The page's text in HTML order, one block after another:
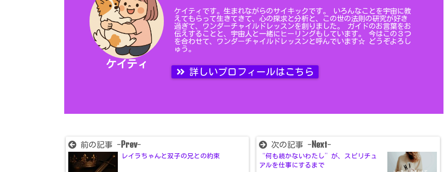
ケイティ
ケイティです。生まれながらのサイキックです。 いろんなことを宇宙に教
えてもらって生きてきて、心の探求と分析と、この世の法則の研究が好き
過ぎて、ワンダーチャイルドレッスンを創りました。 ガイドのお言葉をお
伝えすることと、宇宙人と一緒にヒーリングもしています。 今はこの３つ
を合わせて、ワンダーチャイルドレッスンと呼んでいます☆ どうぞよろし
ゅう。
詳しいプロフィールはこちら
前の記事 -Prev-
レイラちゃんと双子の兄との約束
次の記事 -Next-
“何も続かないわたし”が、スピリチュ
アルを仕事にするまで